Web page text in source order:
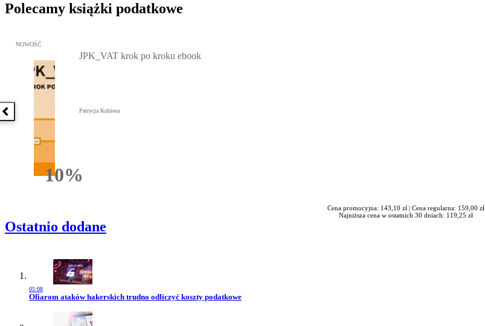
Polecamy książki podatkowe
Poprzednia książka
Przejdź do: JPK_VAT krok po kroku ebook, Patrycja Kubiesa - otwiera się w nowym oknie
NOWOŚĆ
10%Rabatu
JPK_VAT krok po kroku ebook
Patrycja Kubiesa
Cena promocyjna: 143,10 zł | Cena regularna: 159,00 zł
Najniższa cena w ostatnich 30 dniach: 119,25 zł
Ostatnio dodane
05:08
Przejdź do artykułu:
Ofiarom ataków hakerskich trudno odliczyć koszty podatkowe